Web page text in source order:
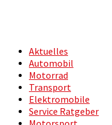
Aktuelles
Automobil
Motorrad
Transport
Elektromobile
Service Ratgeber